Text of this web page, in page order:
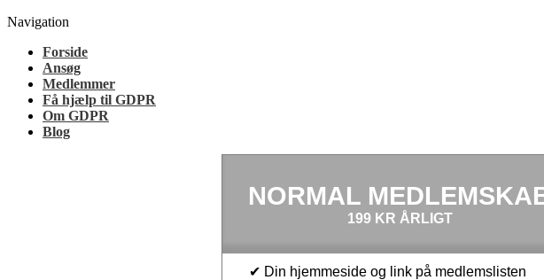
Navigation
Forside
Ansøg
Medlemmer
Få hjælp til GDPR
Om GDPR
Blog
NORMAL
199 KR ÅRLIGT
✔ Din hjemmeside og link på medlemslisten